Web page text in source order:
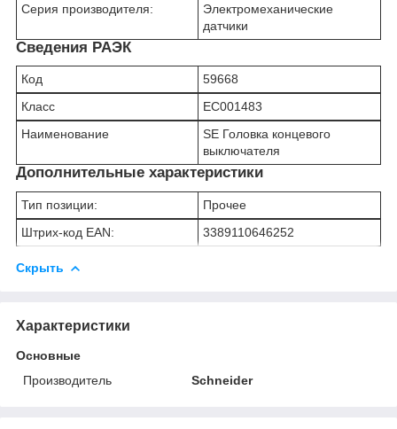
Серия производителя:
Электромеханические
датчики
Сведения РАЭК
Код
59668
Класс
EC001483
Наименование
SE Головка концевого
выключателя
Дополнительные характеристики
Тип позиции:
Прочее
Штрих-код EAN:
3389110646252
Скрыть
Характеристики
Основные
Производитель
Schneider